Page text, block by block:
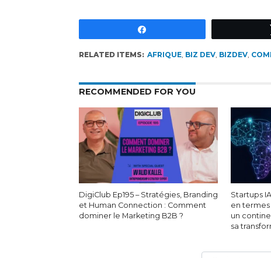
RELATED ITEMS: AFRIQUE, BIZ DEV, BIZDEV,
RECOMMENDED FOR YOU
DigiClub Ep195 – Stratégies, Branding
et Human Connection : Comment
dominer le Marketing B2B ?
Startups
en
un
sa